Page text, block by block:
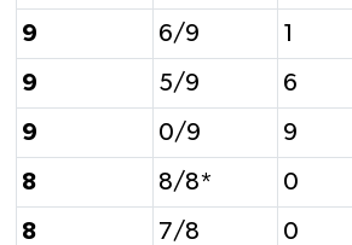
9 6/9 1
9 5/9 6
9 0/9 9
8 8/8* 0
8 7/8 0